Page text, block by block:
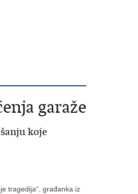
garaže
koje
tragedija“, građanka iz